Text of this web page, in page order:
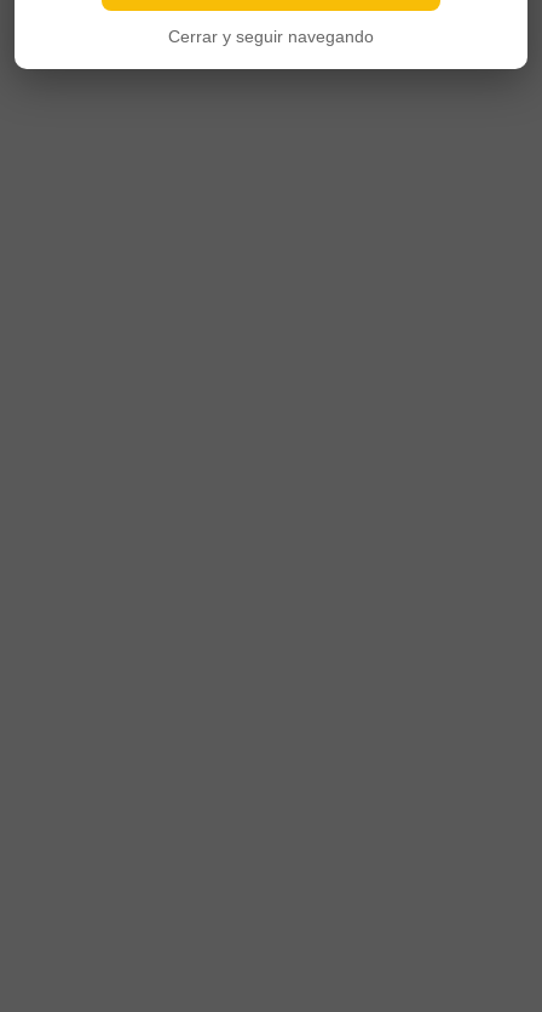
Cerrar y seguir navegando